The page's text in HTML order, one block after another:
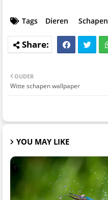
Tags Dieren Schapen
OUDER
Witte schapen wallpaper
YOU MAY LIKE